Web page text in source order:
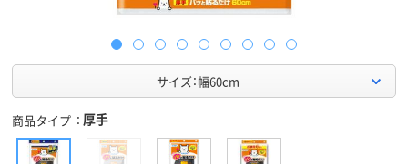
サイズ：幅60cm
商品タイプ 厚手